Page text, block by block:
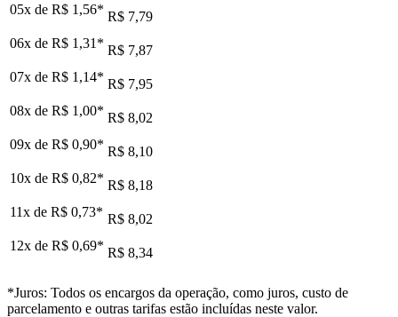
05x de R$ 1,56* R$ 7,79
06x de R$ 1,31 * R$ 7,87
07x de R$ 1,14* R$ 7,95
08x de R$ 1,00* R$ 8,02
09x de R$ 0,90* R$ 8,10
10x de R$ 0,82* R$ 8,18
11x de R$ 0,73* R$ 8,02
12x de R$ 0,69* R$ 8,34
*Juros: Todos os encargos da operação, como juros, custo de
parcelamento e outras tarifas estão incluídas neste valor.